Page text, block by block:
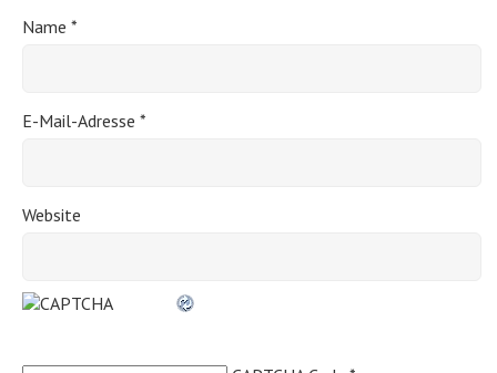
Name *
E-Mail-Adresse *
Website